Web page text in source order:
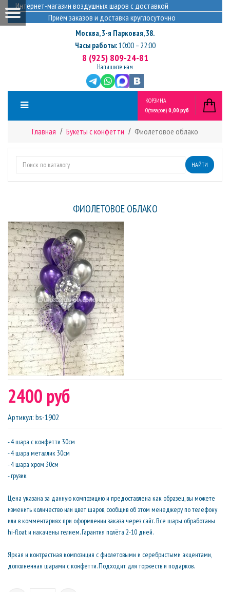
Интернет-магазин воздушных шаров с доставкой
Приём заказов и доставка круглосуточно
Москва,3-я Парковая, 38.
Часы работы:10:00 – 22:00
8 (925) 809-24-81
Напишите нам
КОРЗИНА
0(товаров) 0,00 руб
Главная Букеты с конфетти Фиолетовое облако
НАЙТИ
ФИОЛЕТОВОЕ ОБЛАКО
2400 руб
Артикул: bs-1902
- 4 шара с конфетти 30см
- 4 шара металлик 30см
- 4 шара хром 30см
- грузик
Цена указана за данную композицию и предоставлена как образец, вы можете
изменить количество или цвет шаров, сообщив об этом менеджеру по телефону
или в комментариях при оформлении заказа через сайт. Все шары обработаны
hi-float и накачены гелием. Гарантия полёта 2-10 дней.
Яркая и контрастная композиция с фиолетовыми и серебристыми акцентами,
дополненная шарами с конфетти. Подходит для торжеств и подарков.